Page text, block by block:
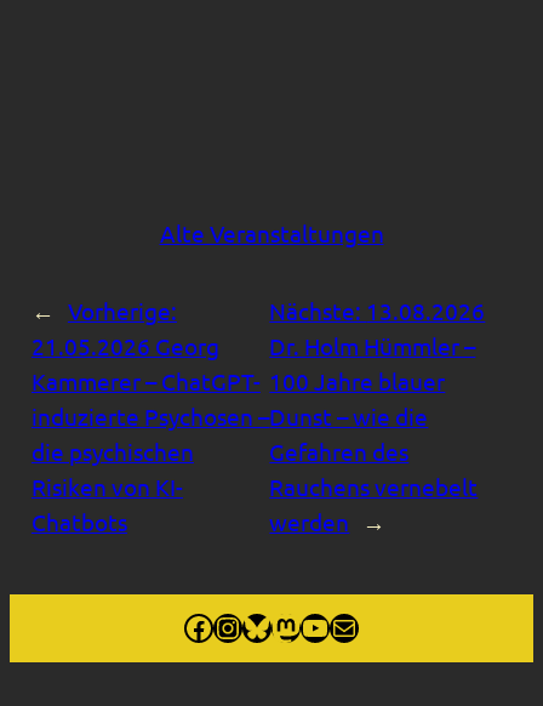
Alte Veranstaltungen
← Vorherige:
21.05.2026 Georg
Kammerer – ChatGPT-
induzierte Psychosen –
die psychischen
Risiken von KI-
Chatbots
Nächste: 13.08.2026
Dr. Holm Hümmler –
100 Jahre blauer
Dunst – wie die
Gefahren des
Rauchens vernebelt
werden
→
Externer Link, öffnet facebook.com/sitpkoeln In neuem Fenster Externer Link, öffnet instagram.com/sitpkoeln/ In neuem Fenster Bluesky Externer Link zu Mastodon, social.cologne/@sitpkoeln Externer Link, öffnet youtube.com/@sitpkoeln in neuem Fenster Externer Link, info@sitp.koeln, öffnet Mailprogramm